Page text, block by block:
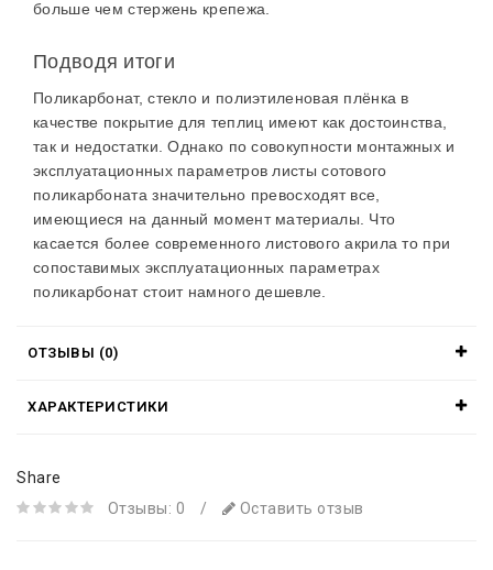
больше чем стержень крепежа.
Подводя итоги
Поликарбонат, стекло и полиэтиленовая плёнка в
качестве покрытие для теплиц имеют как достоинства,
так и недостатки. Однако по совокупности монтажных и
эксплуатационных параметров листы сотового
поликарбоната значительно превосходят все,
имеющиеся на данный момент материалы. Что
касается более современного листового акрила то при
сопоставимых эксплуатационных параметрах
поликарбонат стоит намного дешевле.
ОТЗЫВЫ (0)
ХАРАКТЕРИСТИКИ
Share
Отзывы: 0
/ Оставить отзыв